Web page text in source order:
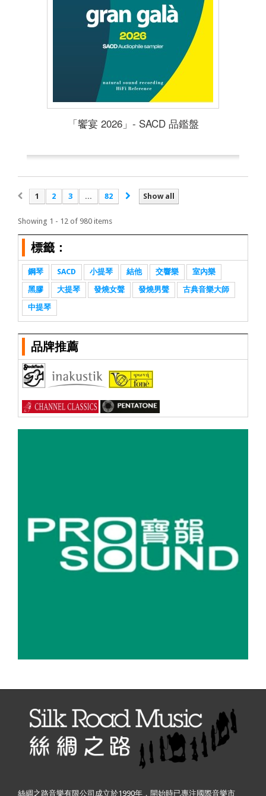
「饗宴 2026」- SACD 品鑑盤
Show all
1 2 3 ... 82
Showing 1 - 12 of 980 items
標籤：
鋼琴 SACD 小提琴 結他 交響樂
室內樂
黑膠
大提琴 發燒女聲 發燒男聲
古典音樂大師
中提琴
品牌推薦
絲綢之路音樂有限公司成立於1990年，開始時已專注國際音樂市